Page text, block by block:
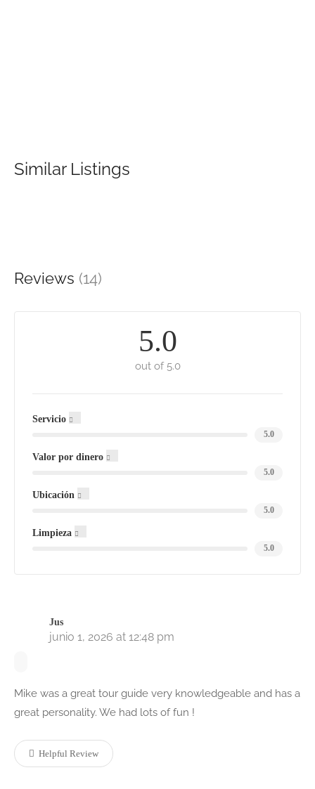
Similar Listings
Reviews (14)
5.0
out of 5.0
Servicio
5.0
Valor por dinero
5.0
Ubicación
5.0
Limpieza
5.0
Jus
junio 1, 2026 at 12:48 pm
Mike was a great tour guide very knowledgeable and has a
great personality. We had lots of fun !
Helpful Review